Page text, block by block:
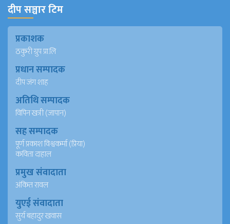
दीप सञ्चार टिम
प्रकाशक
ठकुरी ग्रुप प्रा.लि
प्रधान सम्पादक
दीप जंग शाह
अतिथि सम्पादक
विपिन खत्री (जापान)
सह सम्पादक
पूर्ण प्रकाश विश्वकर्मा (प्रिया)
कविता दाहाल
प्रमुख संवादाता
अंकित रावल
युएई संवादाता
सुर्य बहादुर खवास